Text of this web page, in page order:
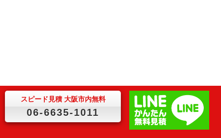
スピード見積 大阪市内無料
06-6635-1011